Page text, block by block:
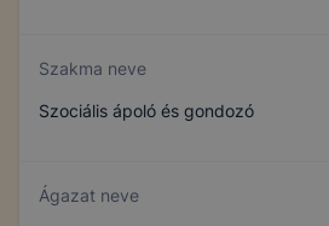
Szakma neve
Szociális ápoló és gondozó
Ágazat neve